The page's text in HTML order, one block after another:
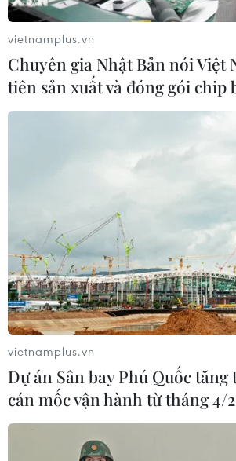
vietnamplus.vn
Chuyên gia Nhật Bản nói Việt
tiên sản xuất và đóng gói chip
vietnamplus.vn
Dự án Sân bay Phú Quốc tăng
cán mốc vận hành từ tháng 4/